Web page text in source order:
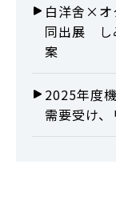
白洋舍×オ
同出展 し
案
2025年度
需要受け、